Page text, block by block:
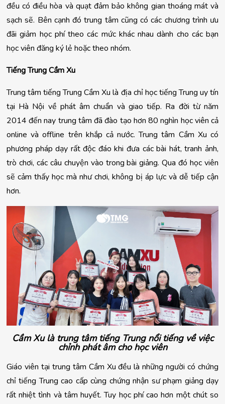
đều có điều hòa và quạt đảm bảo không gian thoáng mát và
sạch sẽ. Bên cạnh đó trung tâm cũng có các chương trình ưu
đãi giảm học phí theo các mức khác nhau dành cho các bạn
học viên đăng ký lẻ hoặc theo nhóm.
Tiếng Trung Cầm Xu
Trung tâm tiếng Trung Cầm Xu là địa chỉ học tiếng Trung uy tín
tại Hà Nội về phát âm chuẩn và giao tiếp. Ra đời từ năm
2014 đến nay trung tâm đã đào tạo hơn 80 nghìn học viên cả
online và offline trên khắp cả nước. Trung tâm Cầm Xu có
phương pháp dạy rất độc đáo khi đưa các bài hát, tranh ảnh,
trò chơi, các câu chuyện vào trong bài giảng. Qua đó học viên
sẽ cảm thấy học mà như chơi, không bị áp lực và dễ tiếp cận
hơn.
Cầm Xu là trung tâm tiếng Trung nổi tiếng về việc
chỉnh phát âm cho học viên
Giáo viên tại trung tâm Cầm Xu đều là những người có chứng
chỉ tiếng Trung cao cấp cùng chứng nhận sư phạm giảng dạy
rất nhiệt tình và tâm huyết. Tuy học phí cao hơn một chút so